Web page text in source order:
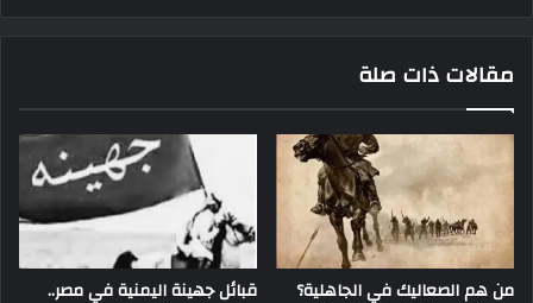
مقالات ذات صلة
من هم الصعاليك في الجاهلية؟ قبائل جهينة اليمنية في مصر..